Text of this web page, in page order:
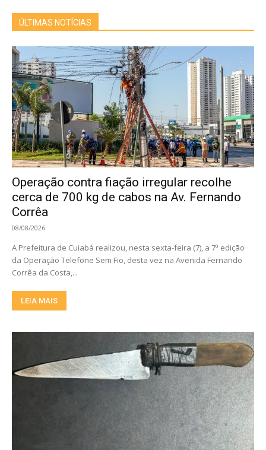
ÚLTIMAS NOTÍCIAS
Operação contra fiação irregular recolhe
cerca de 700 kg de cabos na Av. Fernando
Corrêa
08/08/2026
A Prefeitura de Cuiabá realizou, nesta sexta-feira (7), a 7ª edição
da Operação Telefone Sem Fio, desta vez na Avenida Fernando
Corrêa da Costa,...
LEIA MAIS